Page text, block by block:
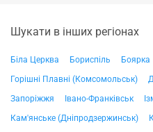
Шукати в інших регіонах
Біла Церква Бориспіль Боярка
Горішні Плавні (Комсомольськ)
Запоріжжя
Івано-Франківськ
Кам'янське (Дніпродзержинськ)